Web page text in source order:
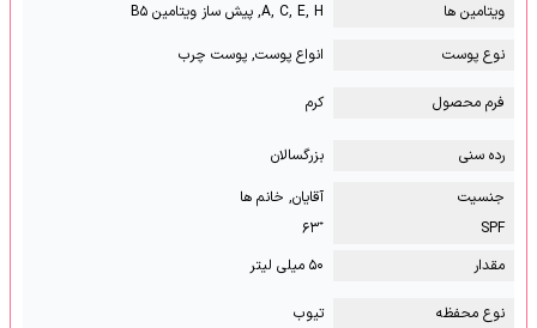
ویتامین ها
A, C, E, H, پیش ساز ویتامین B۵
نوع پوست
انواع پوست, پوست چرب
فرم محصول کرم
رده سنی
بزرگسالان
جنسیت
آقایان, خانم ها
SPF
⁺۶۳
مقدار
۵۰ میلی لیتر
نوع محفظه تیوب